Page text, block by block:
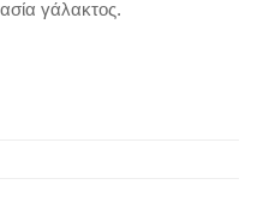
γάλακτος.